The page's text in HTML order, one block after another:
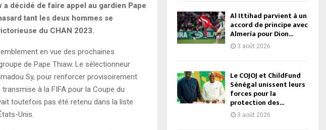
décidé de faire appel au gardien Pape
tant les deux hommes se
du CHAN 2023.
en vue des prochaines
de Pape Thiaw. Le sélectionneur
Sy, pour renforcer provisoirement
à la FIFA pour la Coupe du
toutefois pas été retenu dans la liste
Unis.
Al Ittihad parvient à un
accord de principe avec
Almería pour Dion...
3 août 2026
Le COJOJ et ChildFund
Sénégal unissent leurs
forces pour la
protection des...
3 août 2026